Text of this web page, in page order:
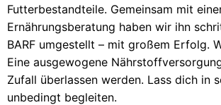
Futterbestandteile. Gemeinsam mit
Ernährungsberatung haben wir ihn
BARF umgestellt – mit großem Erfolg.
Eine ausgewogene
Zufall überlassen werden. Lass dich in
unbedingt begleiten.